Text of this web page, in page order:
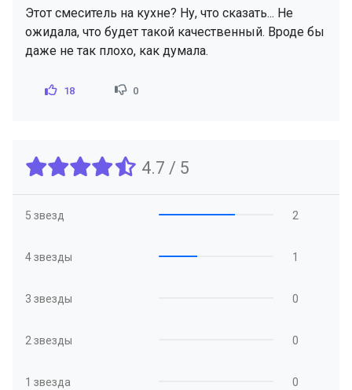
Этот смеситель на кухне? Ну, что сказать... Не
ожидала, что будет такой качественный. Вроде бы
даже не так плохо, как думала.
18 0
4.7 / 5
5 звезд 2
4 звезды 1
3 звезды 0
2 звезды 0
1 звезда 0